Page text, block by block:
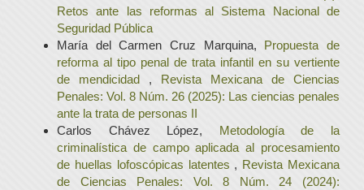
Retos ante las reformas al Sistema Nacional de
Seguridad Pública
María del Carmen Cruz Marquina, Propuesta de
reforma al tipo penal de trata infantil en su vertiente
de mendicidad , Revista Mexicana de Ciencias
Penales: Vol. 8 Núm. 26 (2025): Las ciencias penales
ante la trata de personas II
Carlos Chávez López, Metodología de la
criminalística de campo aplicada al procesamiento
de huellas lofoscópicas latentes , Revista Mexicana
de Ciencias Penales: Vol. 8 Núm. 24 (2024):